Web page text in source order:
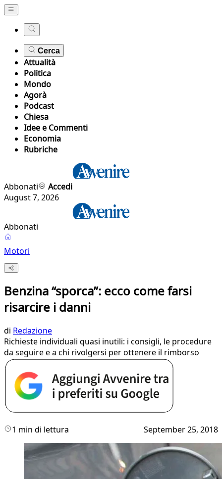
Cerca
Attualità
Politica
Mondo
Agorà
Podcast
Chiesa
Idee e Commenti
Economia
Rubriche
Abbonati
Accedi
August 7, 2026
Abbonati
Motori
Benzina “sporca”: ecco come farsi
risarcire i danni
di Redazione
Richieste individuali quasi inutili: i consigli, le procedure
da seguire e a chi rivolgersi per ottenere il rimborso
1 min di lettura September 25, 2018